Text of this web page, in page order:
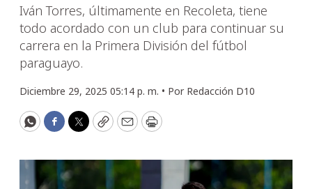
Iván Torres, últimamente en Recoleta, tiene
todo acordado con un club para continuar su
carrera en la Primera División del fútbol
paraguayo.
Diciembre 29, 2025 05:14 p. m. • Por Redacción D10
WhatsApp
Facebook
Twitter
CopyEmailPrint